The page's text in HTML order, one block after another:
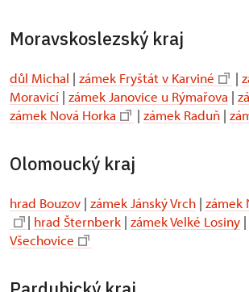
Moravskoslezský kraj
důl Michal | zámek Fryštát v Karviné |
Moravicí | zámek Janovice u Rýmařova |
zámek Nová Horka
| zámek Raduň |
Olomoucký kraj
hrad Bouzov | zámek Jánský Vrch | zámek
| hrad Šternberk | zámek Velké Losiny |
Všechovice